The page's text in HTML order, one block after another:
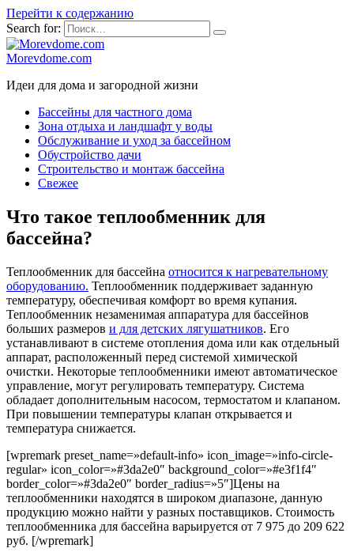
Перейти к содержанию
Search for:
Morevdome.com
Идеи для дома и загородной жизни
Бассейны для частного дома
Зона отдыха и ландшафт у воды
Обслуживание и уход за бассейном
Обустройство дачи
Строительство и монтаж бассейна
Свежее
Что такое теплообменник для
бассейна?
Теплообменник для бассейна относится к нагревательному
оборудованию. Теплообменник поддерживает заданную
температуру, обеспечивая комфорт во время купания.
Теплообменник незаменимая аппаратура для бассейнов
больших размеров и для детских лягушатников. Его
устанавливают в системе отопления дома или как отдельный
аппарат, расположенный перед системой химической
очистки. Некоторые теплообменники имеют автоматическое
управление, могут регулировать температуру. Система
обладает дополнительным насосом, термостатом и клапаном.
При повышении температуры клапан открывается и
температура снижается.
[wpremark preset_name=»default-info» icon_image=»info-circle-
regular» icon_color=»#3da2e0″ background_color=»#e3f1f4″
border_color=»#3da2e0″ border_radius=»5″]Цены на
теплообменники находятся в широком диапазоне, данную
продукцию можно найти у разных поставщиков. Стоимость
теплообменника для бассейна варьируется от 7 975 до 209 622
руб. [/wpremark]